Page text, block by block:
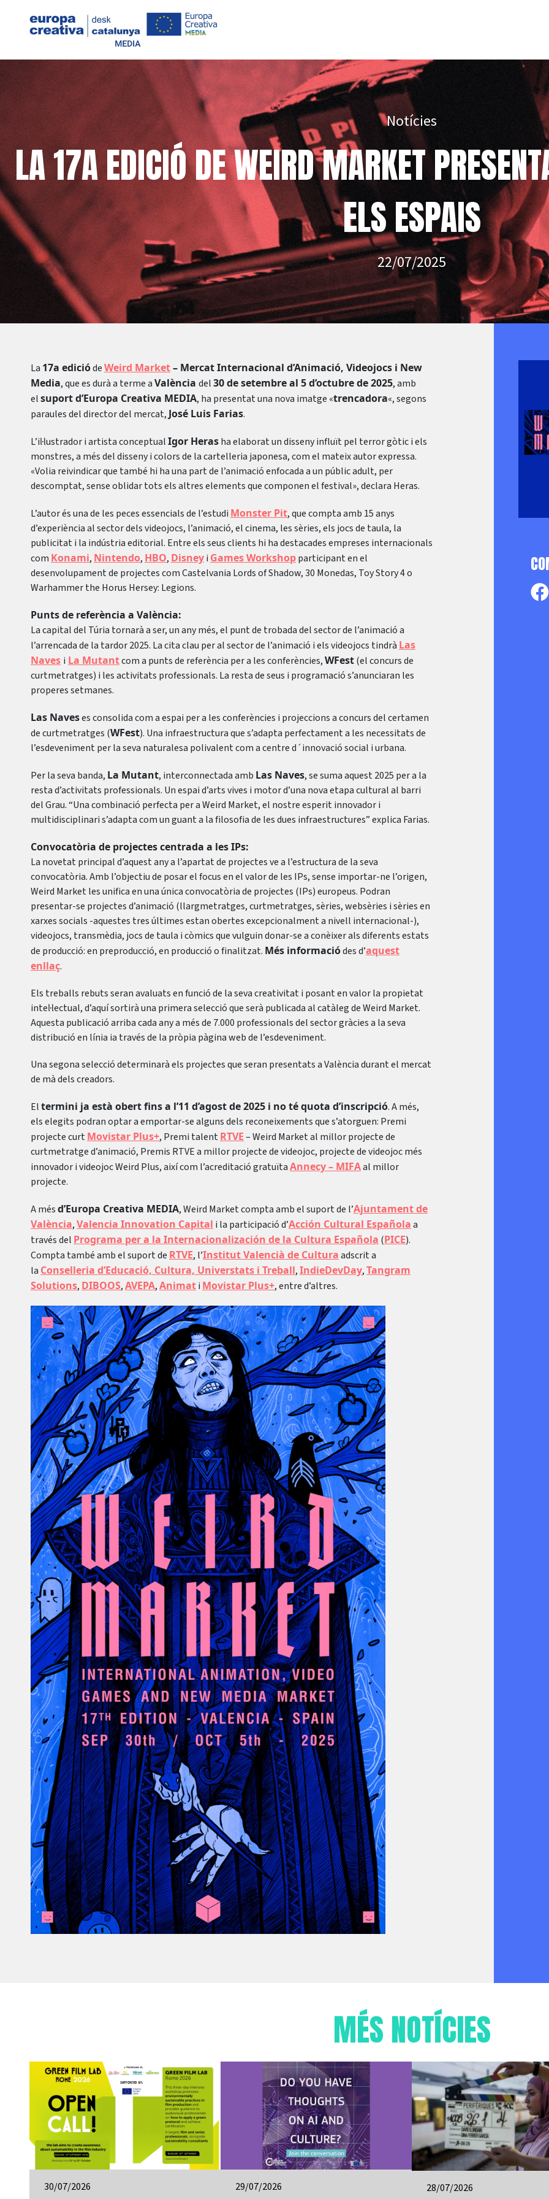
Notícies
LA 17A EDICIÓ DE WEIRD MARKET
ELS ESPAIS
22/07/2025
La 17a ediciódeWeird Market– Mercat Internacional d’Animació, Videojocs i New
Media, que es durà a terme aValència del30 de setembre al 5 d’octubre de 2025, amb
elsuport d’Europa Creativa MEDIA, ha presentat una nova imatge «trencadora«, segons
paraules del director del mercat, José Luis Farias.
L’il·lustrador i artista conceptualIgor Herasha elaborat un disseny influït pel terror gòtic i els
monstres, a més del disseny i colors de la cartelleria japonesa, com el mateix autor expressa.
«Volia reivindicar que també hi ha una part de l’animació enfocada a un públic adult, per
descomptat, sense oblidar tots els altres elements que componen el festival», declara Heras.
L’autor és una de les peces essencials de l’estudi Monster Pit, que compta amb 15 anys
d’experiència al sector dels videojocs, l’animació, el cinema, les sèries, els jocs de taula, la
publicitat i la indústria editorial. Entre els seus clients hi ha destacades empreses internacionals
com Konami, Nintendo, HBO, Disneyi Games Workshopparticipant en el
desenvolupament de projectes com Castelvania Lords of Shadow, 30 Monedas, Toy Story 4 o
Warhammer the Horus Hersey: Legions.
Punts de referència a València:
La capital del Túria tornarà a ser, un any més, el punt de trobada del sector de l’animació a
l’arrencada de la tardor 2025. La cita clau per al sector de l’animació i els videojocs tindrà Las
Naves i La Mutantcom a punts de referència per a les conferències,WFest(el concurs de
curtmetratges) i les activitats professionals. La resta de seus i programació s’anunciaran les
properes setmanes.
Las Naveses consolida com a espai per a les conferències i projeccions a concurs del certamen
de curtmetratges (WFest). Una infraestructura que s’adapta perfectament a les necessitats de
l’esdeveniment per la seva naturalesa polivalent com a centre d´innovació social i urbana.
Per la seva banda, La Mutant, interconnectada amb Las Naves, se suma aquest 2025 per a la
resta d’activitats professionals. Un espai d’arts vives i motor d’una nova etapa cultural al barri
del Grau. “Una combinació perfecta per a Weird Market, el nostre esperit innovador i
multidisciplinari s’adapta com un guant a la filosofia de les dues infraestructures” explica Farias.
Convocatòria de projectes centrada a les IPs:
La novetat principal d’aquest any a l’apartat de projectes ve a l’estructura de la seva
convocatòria. Amb l’objectiu de posar el focus en el valor de les IPs, sense importar-ne l’origen,
Weird Market les unifica en una única convocatòria de projectes (IPs) europeus. Podran
presentar-se projectes d’animació (llargmetratges, curtmetratges, sèries, websèries i sèries en
xarxes socials -aquestes tres últimes estan obertes excepcionalment a nivell internacional-),
videojocs, transmèdia, jocs de taula i còmics que vulguin donar-se a conèixer als diferents estats
de producció: en preproducció, en producció o finalitzat. Més informaciódes d’aquest
enllaç.
Els treballs rebuts seran avaluats en funció de la seva creativitat i posant en valor la propietat
intel·lectual, d’aquí sortirà una primera selecció que serà publicada al catàleg de Weird Market.
Aquesta publicació arriba cada any a més de 7.000 professionals del sector gràcies a la seva
distribució en línia ia través de la pròpia pàgina web de l’esdeveniment.
Una segona selecció determinarà els projectes que seran presentats a València durant el mercat
de mà dels creadors.
Eltermini ja està obert fins a l’11 d’agost de 2025 i no té quota d’inscripció. A més,
els elegits podran optar a emportar-se alguns dels reconeixements que s’atorguen: Premi
projecte curtMovistar Plus+, Premi talentRTVE– Weird Market al millor projecte de
curtmetratge d’animació, Premis RTVE a millor projecte de videojoc, projecte de videojoc més
innovador i videojoc Weird Plus, així com l’acreditació gratuïtaAnnecy – MIFAal millor
projecte.
A mésd’Europa Creativa MEDIA, Weird Market compta amb el suport de l’Ajuntament de
València,Valencia Innovation Capital i la participació d’Acción Cultural Españolaa
través del Programa per a la Internacionalización de la Cultura Española (PICE).
Compta també amb el suport de RTVE, l’Institut Valencià de Culturaadscrit a
la Conselleria d’Educació, Cultura, Universtats i Treball,IndieDevDay,Tangram
Solutions, DIBOOS,AVEPA,Animati Movistar Plus+, entre d’altres.
MÉS NOTÍCIES
30/07/2026 29/07/2026 28/07/2026